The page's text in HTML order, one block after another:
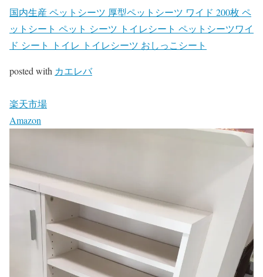
国内生産 ペットシーツ 厚型ペットシーツ ワイド 200枚 ペ
ットシート ペット シーツ トイレシート ペットシーツワイ
ド シート トイレ トイレシーツ おしっこシート
posted with カエレバ
楽天市場
Amazon